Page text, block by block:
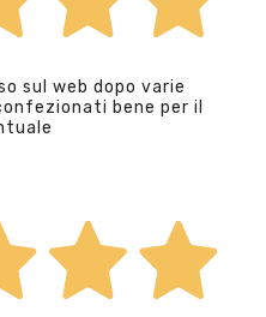
sul web dopo varie
bene per il